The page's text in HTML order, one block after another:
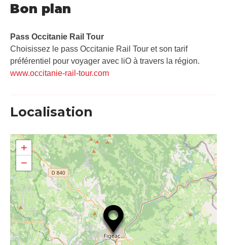
Bon plan
Pass Occitanie Rail Tour​
Choisissez le pass Occitanie Rail Tour et son tarif
préférentiel pour voyager avec liO à travers la région.
www.occitanie-rail-tour.com
Localisation
+
−